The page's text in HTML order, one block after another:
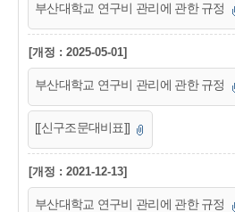
부산대학교 연구비 관리에 관한 규정
[개정 : 2025-05-01]
부산대학교 연구비 관리에 관한 규정
[[신구조문대비표]]
[개정 : 2021-12-13]
부산대학교 연구비 관리에 관한 규정